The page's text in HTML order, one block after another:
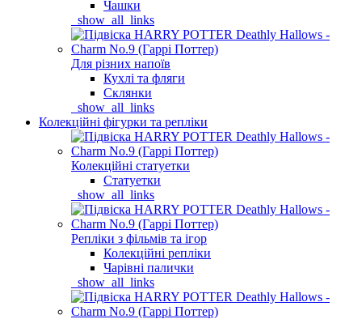
Чашки
_show_all_links
Для різних напоїв
Кухлі та фляги
Склянки
_show_all_links
Колекційні фігурки та репліки
Колекційні статуетки
Статуетки
_show_all_links
Репліки з фільмів та ігор
Колекційні репліки
Чарівні палички
_show_all_links